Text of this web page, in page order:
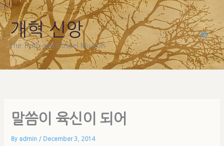
Skip
to
content
개혁 신앙
The Truth and Gospel Mission
말씀이 육신이 되어
By admin / December 3, 2014